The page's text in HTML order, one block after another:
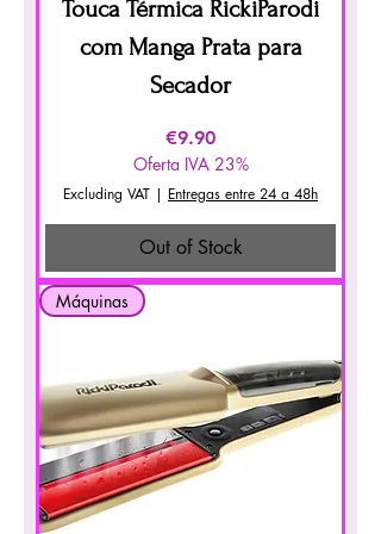
Touca Térmica RickiParodi
com Manga Prata para
Secador
Price
€9.90
Oferta IVA 23%
Excluding VAT | Entregas entre 24 a 48h
Out of Stock
Máquinas